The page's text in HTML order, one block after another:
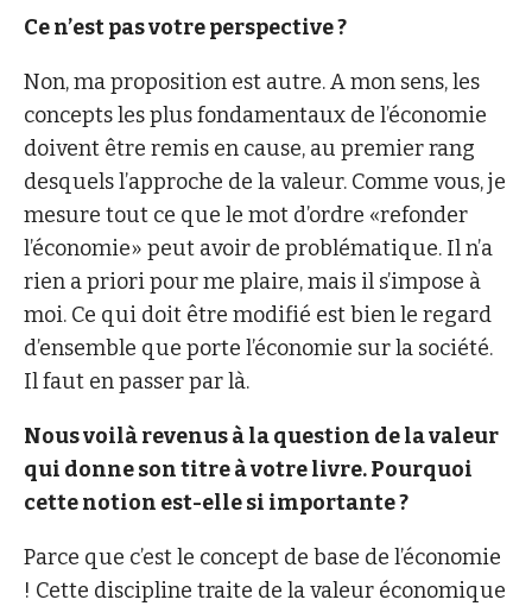
Ce n’est pas votre perspective ?
Non, ma proposition est autre. A mon sens, les
concepts les plus fondamentaux de l’économie
doivent être remis en cause, au premier rang
desquels l’approche de la valeur. Comme vous, je
mesure tout ce que le mot d’ordre «refonder
l’économie» peut avoir de problématique. Il n’a
rien a priori pour me plaire, mais il s’impose à
moi. Ce qui doit être modifié est bien le regard
d’ensemble que porte l’économie sur la société.
Il faut en passer par là.
Nous voilà revenus à la question de la valeur
qui donne son titre à votre livre. Pourquoi
cette notion est-elle si importante ?
Parce que c’est le concept de base de l’économie
! Cette discipline traite de la valeur économique